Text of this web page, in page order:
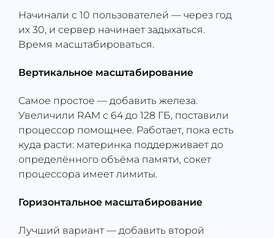
Начинали с 10 пользователей — через год
их 30, и сервер начинает задыхаться.
Время масштабироваться.
Вертикальное масштабирование
Самое простое — добавить железа.
Увеличили RAM с 64 до 128 ГБ, поставили
процессор помощнее. Работает, пока есть
куда расти: материнка поддерживает до
определённого объёма памяти, сокет
процессора имеет лимиты.
Горизонтальное масштабирование
Лучший вариант — добавить второй